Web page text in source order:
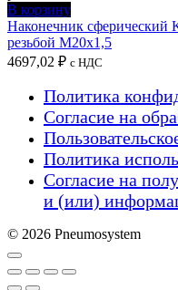
В корзину
Наконечник сферический
резьбой M20x1,5
4697,02 ₽ с НДС
Политика
Согласие на
Политика
Согласие на
и (или)
© 2026 Pneumosystem